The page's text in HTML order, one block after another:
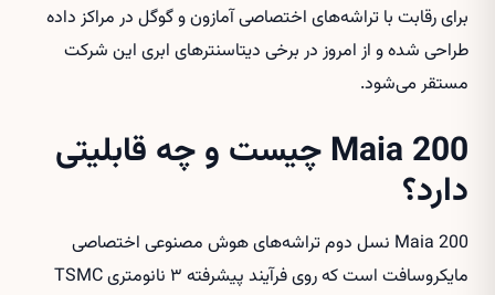
برای رقابت با تراشه‌های اختصاصی آمازون و گوگل در مراکز داده
طراحی شده و از امروز در برخی دیتاسنترهای ابری این شرکت
مستقر می‌شود.
Maia 200 چیست و چه قابلیتی
دارد؟
Maia 200 نسل دوم تراشه‌های هوش مصنوعی اختصاصی
مایکروسافت است که روی فرآیند پیشرفته ۳ نانومتری TSMC